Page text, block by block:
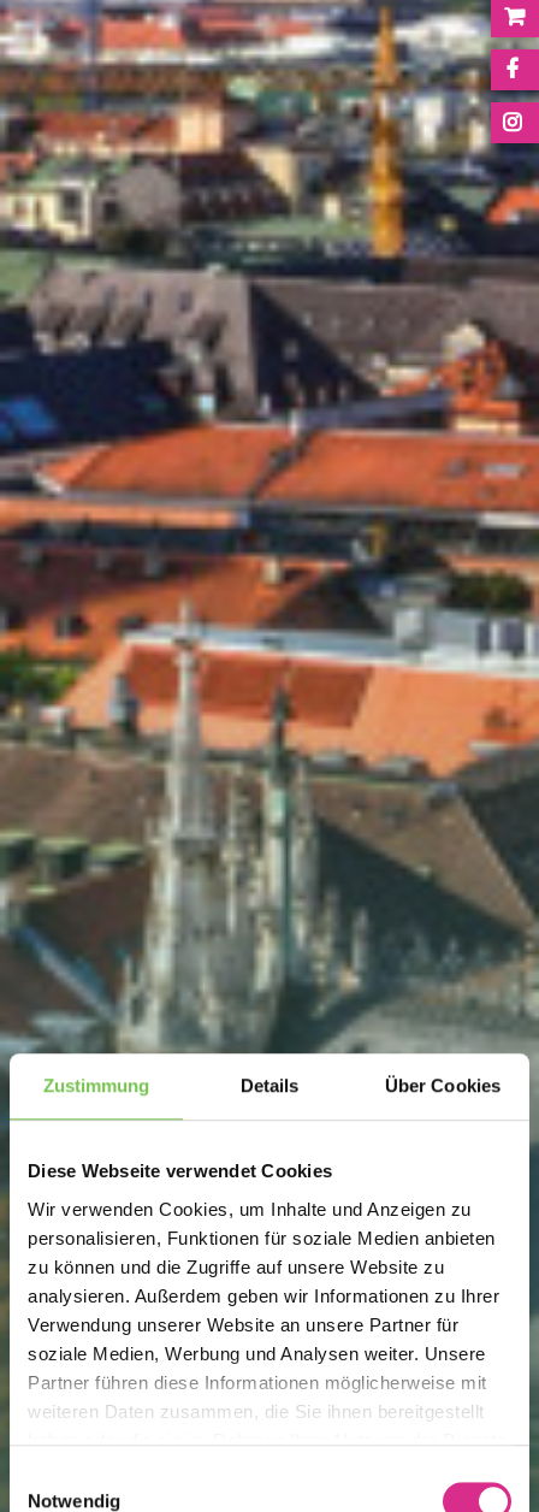
Zustimmung Details Über Cookies
Diese Webseite verwendet Cookies
Wir verwenden Cookies, um Inhalte und Anzeigen zu
personalisieren, Funktionen für soziale Medien anbieten
zu können und die Zugriffe auf unsere Website zu
analysieren. Außerdem geben wir Informationen zu Ihrer
Verwendung unserer Website an unsere Partner für
soziale Medien, Werbung und Analysen weiter. Unsere
Partner führen diese Informationen möglicherweise mit
weiteren Daten zusammen, die Sie ihnen bereitgestellt
Notwendig